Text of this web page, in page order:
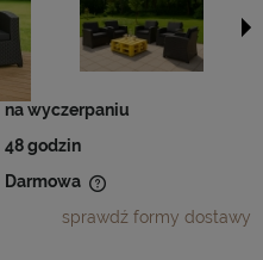
na wyczerpaniu
48 godzin
Darmowa
sprawdź formy dostawy